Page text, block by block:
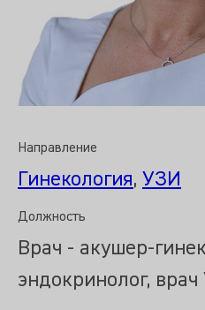
Направление
Гинекология, УЗИ
Должность
Врач - акушер-
эндокринолог,